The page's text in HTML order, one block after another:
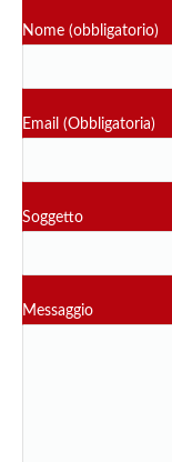
Nome (obbligatorio)
Email (Obbligatoria)
Soggetto
Messaggio